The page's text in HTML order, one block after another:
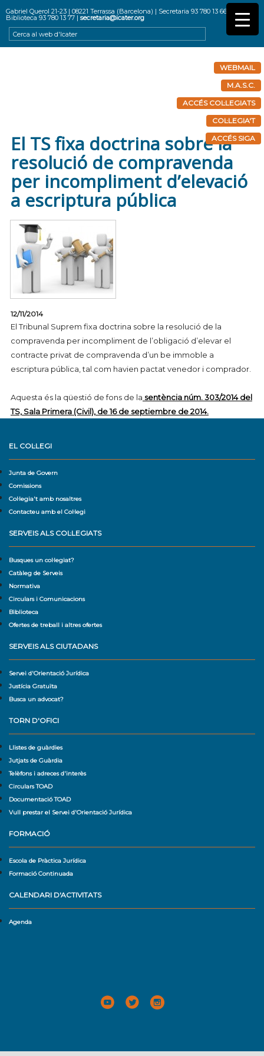
Gabriel Querol 21-23 | 08221 Terrassa (Barcelona) | Secretaria 93 780 13 66 |
Biblioteca 93 780 13 77 |secretaria@icater.org
WEBMAIL
M.A.S.C.
ACCÉS COL·LEGIATS
COL·LEGIA'T
ACCÉS SIGA
El TS fixa doctrina sobre la
resolució de compravenda
per incompliment d’elevació
a escriptura pública
12/11/2014
El Tribunal Suprem fixa doctrina sobre la resolució de la
compravenda per incompliment de l’obligació d’elevar el
contracte privat de compravenda d’un be immoble a
escriptura pública, tal com havien pactat venedor i comprador.
Aquesta és la qüestió de fons de la sentència núm. 303/2014 del
TS, Sala Primera (Civil), de 16 de septiembre de 2014.
EL COL·LEGI
Junta de Govern
Comissions
Col·legia't amb nosaltres
Contacteu amb el Col·legi
SERVEIS ALS COL·LEGIATS
Busques un col·legiat?
Catàleg de Serveis
Normativa
Circulars i Comunicacions
Biblioteca
Ofertes de treball i altres ofertes
SERVEIS ALS CIUTADANS
Servei d'Orientació Jurídica
Justícia Gratuïta
Busca un advocat?
TORN D'OFICI
Llistes de guàrdies
Jutjats de Guàrdia
Telèfons i adreces d'interès
Circulars TOAD
Documentació TOAD
Vull prestar el Servei d'Orientació Jurídica
FORMACIÓ
Escola de Pràctica Jurídica
Formació Continuada
CALENDARI D'ACTIVITATS
Agenda